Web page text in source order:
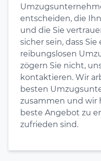
entscheiden, die
und die Sie
sicher sein, dass
reibungslosen
zögern Sie nicht,
kontaktieren. Wir
besten
zusammen und wir
beste Angebot zu
zufrieden sind.